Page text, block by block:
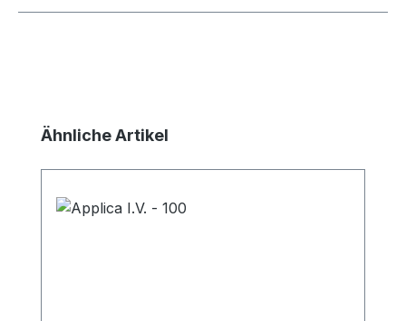
Produktgalerie überspringen
Ähnliche Artikel